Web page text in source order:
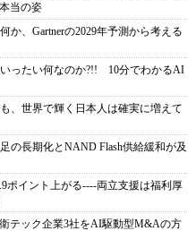
当の姿
か、Gartnerの2029年予測から考える
ったい何なのか?!! 10分でわかるAI
、世界で輝く日本人は確実に増えて
の長期化とNAND Flash供給緩和が及
ポイント上がる----両立支援は福利厚
テック企業3社をAI駆動型M&Aの方